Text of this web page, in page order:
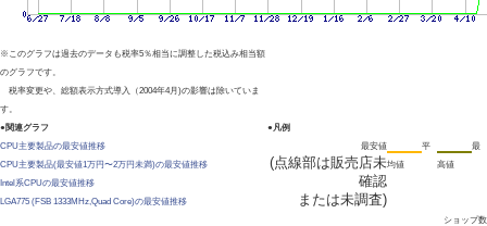
※このグラフは過去のデータも税率5％相当に調整した税込み相当額
のグラフです。
税率変更や、総額表示方式導入（2004年4月)の影響は除いていま
す。
●関連グラフ
CPU主要製品の最安値推移
CPU主要製品(最安値1万円〜2万円未満)の最安値推移
Intel系CPUの最安値推移
LGA775 (FSB 1333MHz,Quad Core)の最安値推移
●凡例
最安値
(点線部は販売店未
確認
または未調査)
平
均値
最
高値
ショップ数